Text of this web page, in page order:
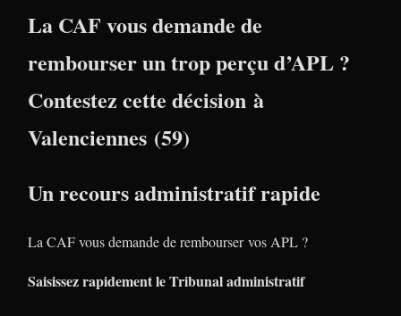
La CAF vous demande de
rembourser un trop perçu d’APL ?
Contestez cette décision à
Valenciennes (59)
Un recours administratif rapide
La CAF vous demande de rembourser vos APL ?
Saisissez rapidement le Tribunal administratif